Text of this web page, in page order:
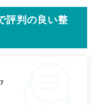
評判の良い整